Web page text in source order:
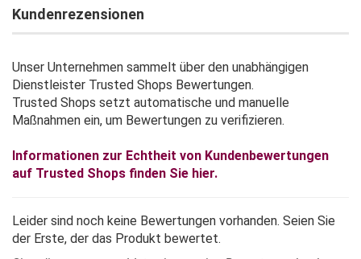
Kundenrezensionen
Unser Unternehmen sammelt über den unabhängigen
Dienstleister Trusted Shops Bewertungen.
Trusted Shops setzt automatische und manuelle
Maßnahmen ein, um Bewertungen zu verifizieren.
Informationen zur Echtheit von Kundenbewertungen
auf Trusted Shops finden Sie hier.
Leider sind noch keine Bewertungen vorhanden. Seien Sie
der Erste, der das Produkt bewertet.